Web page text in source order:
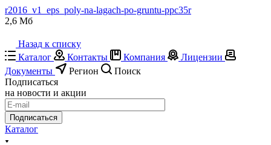
r2016_v1_eps_poly-na-lagach-po-gruntu-ppc35r
2,6 Мб
Назад к списку
Каталог
Контакты Компания
Лицензии
Документы
Регион
Поиск
Подписаться
на новости и акции
Подписаться
Каталог